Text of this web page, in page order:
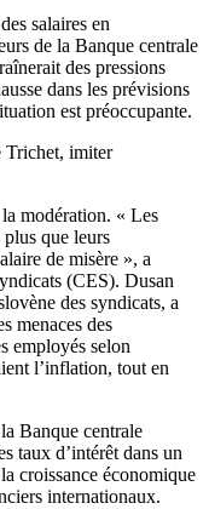
salaires en
de la Banque centrale
des pressions
dans les prévisions
est préoccupante.
Trichet, imiter
modération. « Les
plus que leurs
de misère », a
(CES). Dusan
des syndicats, a
menaces des
employés selon
l’inflation, tout en
Banque centrale
taux d’intérêt dans un
croissance économique
internationaux.